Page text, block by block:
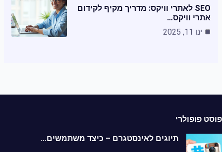
SEO לאתרי וויקס: מדריך מקיף לקידום
אתרי וויקס…
ינו 11, 2025
פופולרי
תיוגים לאינסטגרם – כיצד משתמשים…